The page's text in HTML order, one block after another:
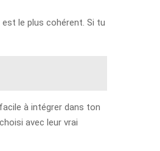
le plus cohérent. Si tu
à intégrer dans ton
avec leur vrai